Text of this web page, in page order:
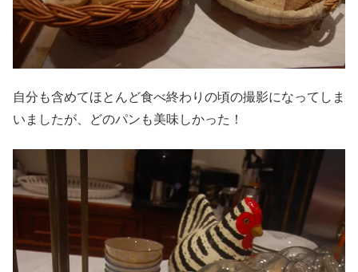
自分も含めてほとんど食べ終わりの頃の撮影になってしま
いましたが、どのパンも美味しかった！